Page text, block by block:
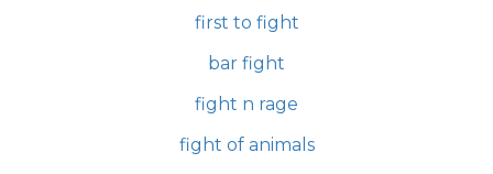
first to fight
bar fight
fight n rage
fight of animals